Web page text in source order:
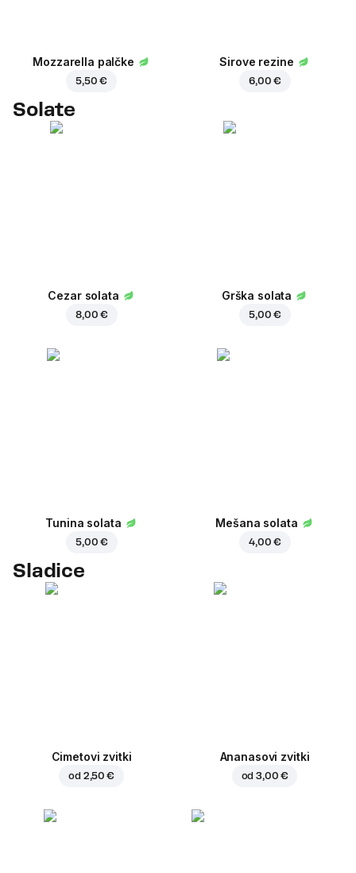
Mozzarella palčke
5,50 €
Sirove rezine
6,00 €
Solate
Cezar solata
8,00 €
Grška solata
5,00 €
Tunina solata
5,00 €
Mešana solata
4,00 €
Sladice
Cimetovi zvitki
od 2,50 €
Ananasovi zvitki
od3,00 €